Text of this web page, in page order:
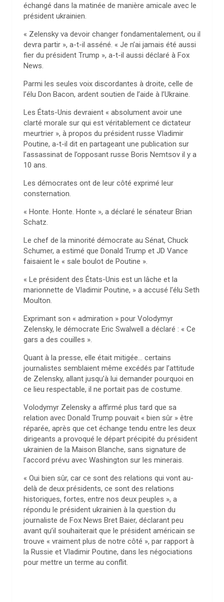
échangé dans la matinée de manière amicale avec le
président ukrainien.
« Zelensky va devoir changer fondamentalement, ou il
devra partir », a-t-il asséné. « Je n’ai jamais été aussi
fier du président Trump », a-t-il aussi déclaré à Fox
News.
Parmi les seules voix discordantes à droite, celle de
l’élu Don Bacon, ardent soutien de l’aide à l’Ukraine.
Les États-Unis devraient « absolument avoir une
clarté morale sur qui est véritablement ce dictateur
meurtrier », à propos du président russe Vladimir
Poutine, a-t-il dit en partageant une publication sur
l’assassinat de l’opposant russe Boris Nemtsov il y a
10 ans.
Les démocrates ont de leur côté exprimé leur
consternation.
« Honte. Honte. Honte », a déclaré le sénateur Brian
Schatz.
Le chef de la minorité démocrate au Sénat, Chuck
Schumer, a estimé que Donald Trump et JD Vance
faisaient le « sale boulot de Poutine ».
« Le président des États-Unis est un lâche et la
marionnette de Vladimir Poutine, » a accusé l’élu Seth
Moulton.
Exprimant son « admiration » pour Volodymyr
Zelensky, le démocrate Eric Swalwell a déclaré : « Ce
gars a des couilles ».
Quant à la presse, elle était mitigée… certains
journalistes semblaient même excédés par l’attitude
de Zelensky, allant jusqu’à lui demander pourquoi en
ce lieu respectable, il ne portait pas de costume.
Volodymyr Zelensky a affirmé plus tard que sa
relation avec Donald Trump pouvait « bien sûr » être
réparée, après que cet échange tendu entre les deux
dirigeants a provoqué le départ précipité du président
ukrainien de la Maison Blanche, sans signature de
l’accord prévu avec Washington sur les minerais.
« Oui bien sûr, car ce sont des relations qui vont au-
delà de deux présidents, ce sont des relations
historiques, fortes, entre nos deux peuples », a
répondu le président ukrainien à la question du
journaliste de Fox News Bret Baier, déclarant peu
avant qu’il souhaiterait que le président américain se
trouve « vraiment plus de notre côté », par rapport à
la Russie et Vladimir Poutine, dans les négociations
pour mettre un terme au conflit.